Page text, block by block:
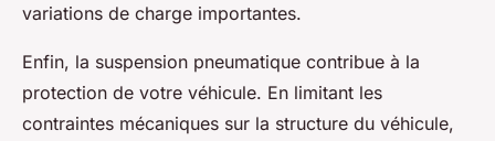
variations de charge importantes.
Enfin, la suspension pneumatique contribue à la
protection de votre véhicule. En limitant les
contraintes mécaniques sur la structure du véhicule,